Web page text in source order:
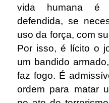
vida humana é
defendida, se
uso da força, com
Por isso, é lícito o
um bandido
faz fogo. É
ordem para matar